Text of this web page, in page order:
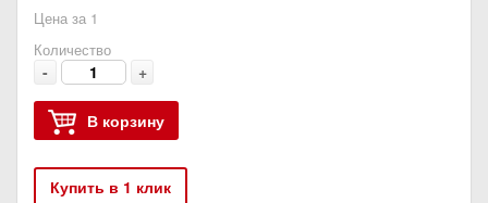
Цена за 1
Количество
- +
В корзину
Купить в 1 клик